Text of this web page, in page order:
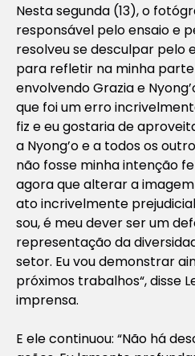
Nesta segunda (13), o
responsável pelo ensaio e
resolveu se desculpar pelo
para refletir na minha
envolvendo Grazia e
que foi um erro
fiz e eu gostaria de
a Nyong’o e a todos os
não fosse minha intenção
agora que alterar a
ato incrivelmente
sou, é meu dever ser um
representação da
setor. Eu vou demonstrar
próximos trabalhos“, disse
imprensa.
E ele continuou: “Não há